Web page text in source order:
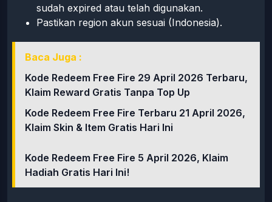
sudah expired atau telah digunakan.
Pastikan region akun sesuai (Indonesia).
Baca Juga :
Kode Redeem Free Fire 29 April 2026 Terbaru,
Klaim Reward Gratis Tanpa Top Up
Kode Redeem Free Fire Terbaru 21 April 2026,
Klaim Skin & Item Gratis Hari Ini
Kode Redeem Free Fire 5 April 2026, Klaim
Hadiah Gratis Hari Ini!